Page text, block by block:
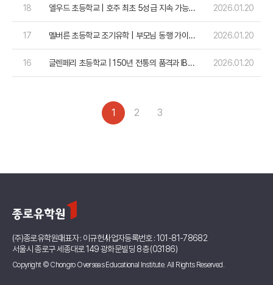
18
엘우드 초등학교 | 호주 최초 5성급 지속 가능성
2026.01.20
17
멜버른 초등학교 조기유학 | 부모님 동행 가이드
2026.01.20
16
글렌페리 초등학교 | 150년 전통의 품격과 IB
2026.01.20
1 2 3
(주)종로유학원대표자 : 이규헌사업자등록번호 : 101-81-78682
서울시 종로구 세종대로 149 광화문빌딩 8층 (03186)
Copyright © Chongro Overseas Educational Institute. All Rights Reserved.